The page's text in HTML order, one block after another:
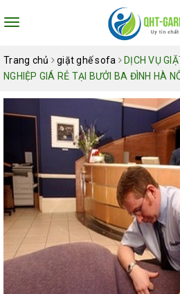
Toggle
Trang chủ giặt ghế sofa
DỊCH VỤ
NGHIỆP GIÁ RẺ TẠI BƯỞI BA ĐÌNH HÀ